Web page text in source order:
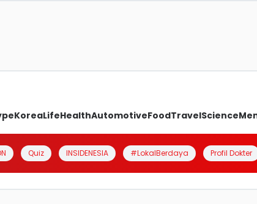
KoreaLifeHealthAutomotiveFoodTravelScience
Quiz INSIDENESIA #LokalBerdaya Profil Dokter